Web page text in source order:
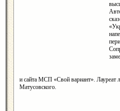
и сайта МСП «Свой вариант». Лауреат
Матусовского.